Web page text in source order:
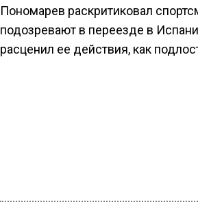
Пономарев раскритиковал
подозревают в переезде в
расценил ее действия, как